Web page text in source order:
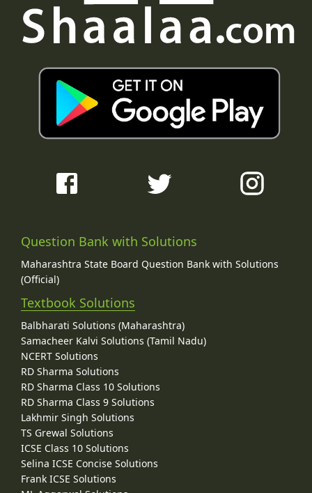
Question Bank with Solutions
Maharashtra State Board Question Bank with Solutions
(Official)
Textbook Solutions
Balbharati Solutions (Maharashtra)
Samacheer Kalvi Solutions (Tamil Nadu)
NCERT Solutions
RD Sharma Solutions
RD Sharma Class 10 Solutions
RD Sharma Class 9 Solutions
Lakhmir Singh Solutions
TS Grewal Solutions
ICSE Class 10 Solutions
Selina ICSE Concise Solutions
Frank ICSE Solutions